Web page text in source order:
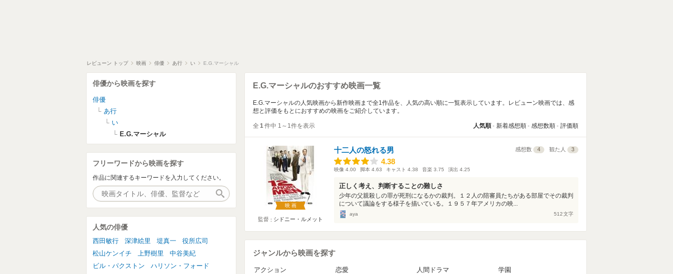
レビューン トップ 映画 俳優 あ行 い E.G.マーシャル
E.G.マーシャルのおすすめ映画一覧
E.G.マーシャルの人気映画から新作映画まで全1作品を、人気の高い順に一覧表示しています。レビューン映画では、感
想と評価をもとにおすすめの映画をご紹介しています。
全 1件中 1～1件を表示 人気順 新着感想順 感想数順 評価順
映画
監督 シドニー・ルメット
十二人の怒れる男 感想数 4 観た人 3
4.38
4.38
映像 4.00 脚本 4.63 キャスト 4.38 音楽 3.75 演出 4.25
正しく考え、判断することの難しさ
少年の父親殺しの罪が死刑になるかの裁判。１２人の陪審員たちがある部屋でその裁判
について議論をする様子を描いている。１９５７年アメリカの映...
aya 512文字
ジャンルから映画を探す
アクション 恋愛 人間ドラマ
学園
俳優から映画を探す
俳優
あ行
い
E.G.マーシャル
フリーワードから映画を探す
作品に関連するキーワードを入力してください。
人気の俳優
西田敏行 深津絵里 堤真一
役所広司
松山ケンイチ
上野樹里
中谷美紀
ビル・パクストン
ハリソン・フォード